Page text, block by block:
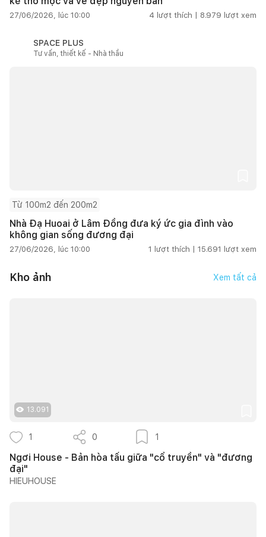
27/06/2026, lúc 10:00 4 lượt thích | 8.979 lượt xem
SPACE PLUS
Tư vấn, thiết kế - Nhà thầu
Từ 100m2 đến 200m2
Nhà Đạ Huoai ở Lâm Đồng đưa ký ức gia đình vào
không gian sống đương đại
27/06/2026, lúc 10:00 1 lượt thích | 15.691 lượt xem
Kho ảnh Xem tất cả
13.091
1 0 1
Ngơi House - Bản hòa tấu giữa "cổ truyền" và "đương
đại"
HIEUHOUSE